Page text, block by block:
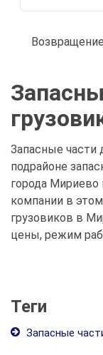
Запасные части
подрайоне
города
компании в
грузовиков в
цены, режим
Теги
Запасные